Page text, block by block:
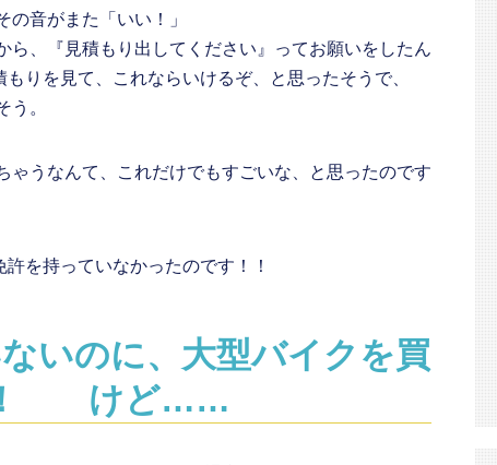
音がまた「いい！」
ら、『見積もり出してください』ってお願いをしたん
りを見て、これならいけるぞ、と思ったそうで、
う。
ゃうなんて、これだけでもすごいな、と思ったのです
を持っていなかったのです！！
いのに、大型バイクを買
！ けど……